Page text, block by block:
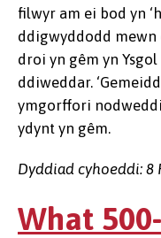
filwyr am ei bod yn
ddigwyddodd mewn
droi yn gêm yn
ddiweddar.
ymgorffori
ydynt yn gêm.
Dyddiad cyhoeddi: 8
What